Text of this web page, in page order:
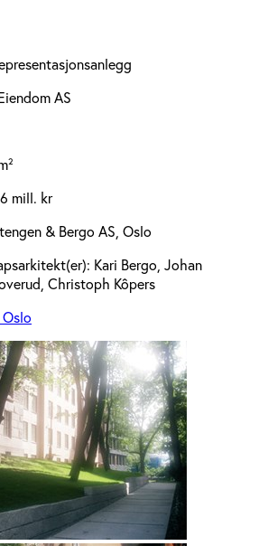
AS
mill. kr
& Bergo AS, Oslo
Kari Bergo, Johan
Christoph Kôpers